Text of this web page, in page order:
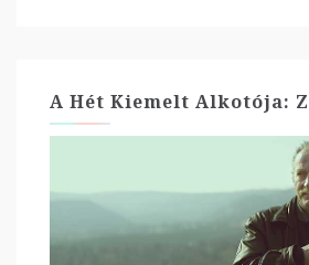
A Hét Kiemelt Alkotója: